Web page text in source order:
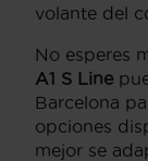
volante del
No esperes
A1 S Line
Barcelona
opciones
mejor se